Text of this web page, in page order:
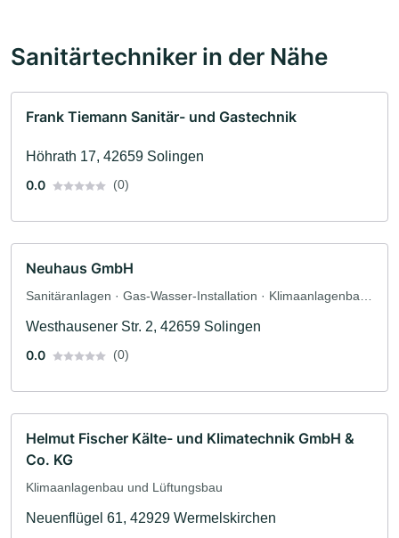
Sanitärtechniker in der Nähe
Frank Tiemann Sanitär- und Gastechnik
Höhrath 17, 42659 Solingen
0.0
(0)
Neuhaus GmbH
Sanitäranlagen · Gas-Wasser-Installation · Klimaanlagenbau
Westhausener Str. 2, 42659 Solingen
0.0
(0)
Helmut Fischer Kälte- und Klimatechnik GmbH &
Co. KG
Klimaanlagenbau und Lüftungsbau
Neuenflügel 61, 42929 Wermelskirchen